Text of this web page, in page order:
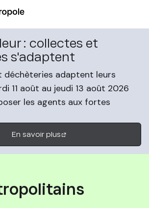
: collectes et
s'adaptent
déchèteries adaptent leurs
11 août au jeudi 13 août 2026
les agents aux fortes
En savoir plus